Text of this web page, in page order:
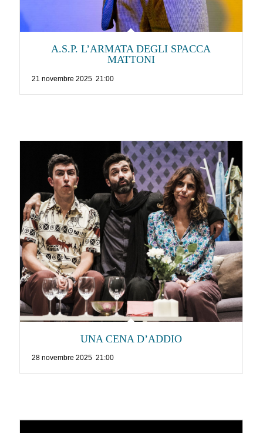
A.S.P. L’ARMATA DEGLI SPACCA
MATTONI
21 novembre 2025 21:00
UNA CENA D’ADDIO
28 novembre 2025 21:00